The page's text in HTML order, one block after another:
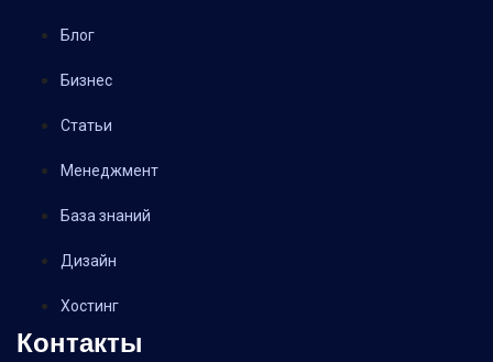
Блог
Бизнес
Статьи
Менеджмент
База знаний
Дизайн
Хостинг
Контакты